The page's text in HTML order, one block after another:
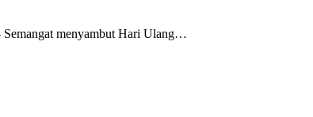
menyambut Hari Ulang…